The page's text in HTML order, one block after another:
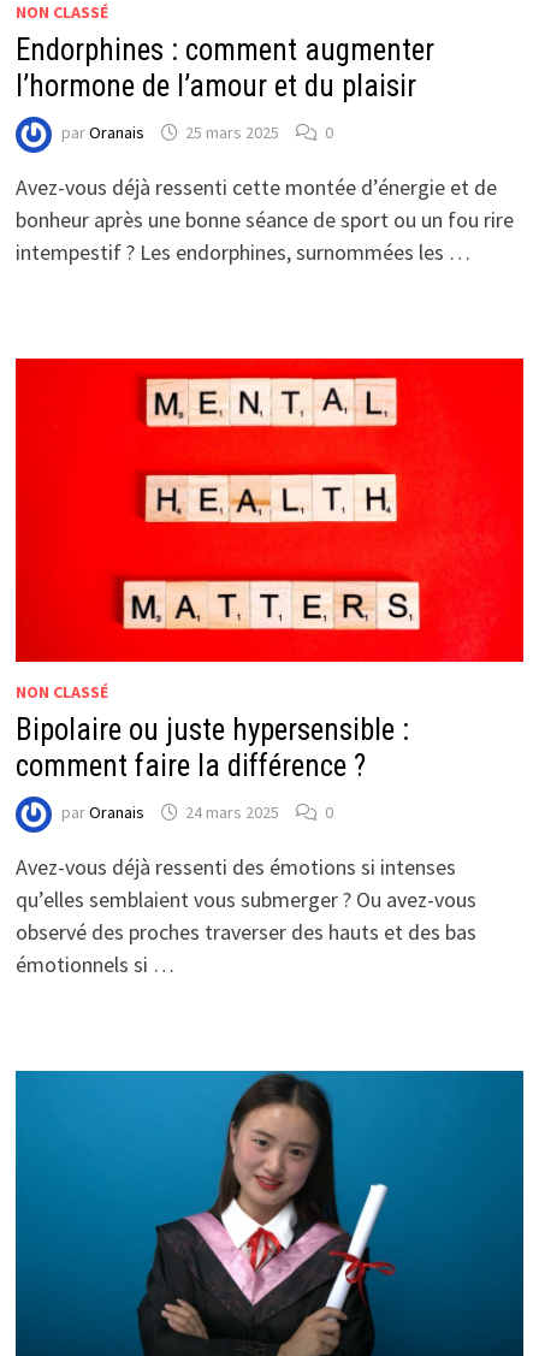
NON CLASSÉ
Endorphines : comment augmenter
l’hormone de l’amour et du plaisir
parOranais 25 mars 2025 0
Avez-vous déjà ressenti cette montée d’énergie et de
bonheur après une bonne séance de sport ou un fou rire
intempestif ? Les endorphines, surnommées les …
NON CLASSÉ
Bipolaire ou juste hypersensible :
comment faire la différence ?
parOranais 24 mars 2025 0
Avez-vous déjà ressenti des émotions si intenses
qu’elles semblaient vous submerger ? Ou avez-vous
observé des proches traverser des hauts et des bas
émotionnels si …